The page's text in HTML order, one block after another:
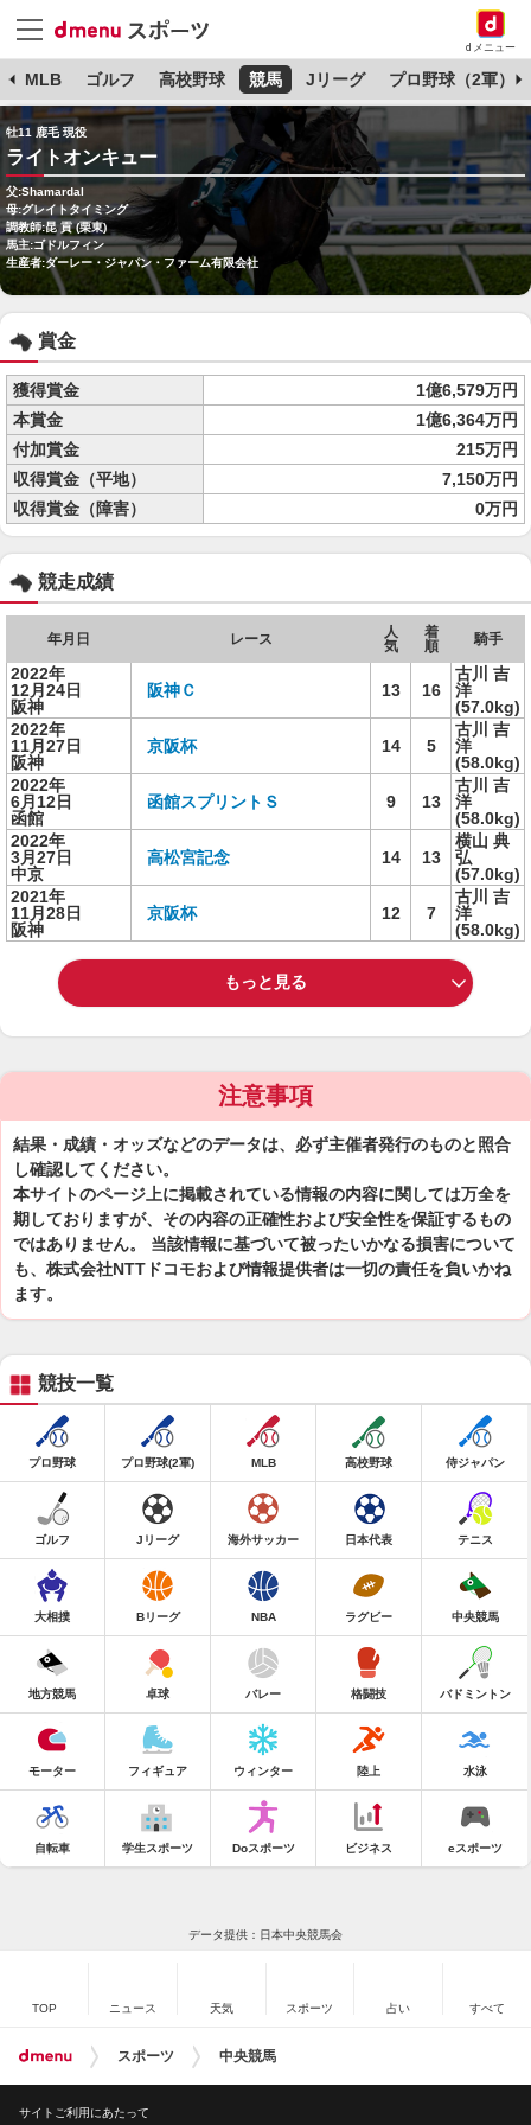
dメニュー
MLB ゴルフ 高校野球 競馬 Jリーグ プロ野球（2軍）
牡11 鹿毛 現役
ライトオンキュー
父:Shamardal
母:グレイトタイミング
調教師:昆 貢 (栗東)
馬主:ゴドルフィン
生産者:ダーレー・ジャパン・ファーム有限会社
賞金
獲得賞金
1億6,579万円
本賞金
1億6,364万円
付加賞金
215万円
収得賞金（平地）
7,150万円
収得賞金（障害）
0万円
競走成績
年月日 レース
人
気
着
順
騎手
2022年
12月24日
阪神
阪神Ｃ 13 16
古川 吉
洋
(57.0kg)
2022年
11月27日
阪神
京阪杯 14 5
古川 吉
洋
(58.0kg)
2022年
6月12日
函館
函館スプリントＳ 9 13
古川 吉
洋
(58.0kg)
2022年
3月27日
中京
高松宮記念 14 13
横山 典
弘
(57.0kg)
2021年
11月28日
阪神
京阪杯 12 7
古川 吉
洋
(58.0kg)
もっと見る
注意事項
結果・成績・オッズなどのデータは、必ず主催者発行のものと照合
し確認してください。
本サイトのページ上に掲載されている情報の内容に関しては万全を
期しておりますが、その内容の正確性および安全性を保証するもの
ではありません。 当該情報に基づいて被ったいかなる損害について
も、株式会社NTTドコモおよび情報提供者は一切の責任を負いかね
ます。
競技一覧
プロ野球 プロ野球(2軍) MLB 高校野球 侍ジャパン
ゴルフ Jリーグ 海外サッカー 日本代表 テニス
大相撲 Bリーグ NBA ラグビー 中央競馬
地方競馬 卓球 バレー 格闘技 バドミントン
モーター フィギュア ウィンター 陸上 水泳
自転車 学生スポーツ Doスポーツ ビジネス eスポーツ
データ提供：日本中央競馬会
TOP ニュース 天気 スポーツ 占い すべて
スポーツ 中央競馬
サイトご利用にあたって